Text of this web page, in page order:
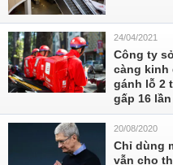
24/04/2021
Công ty
càng kinh
gánh lỗ 2
gấp 16 lần
20/08/2020
Chỉ dùng
vẫn cho